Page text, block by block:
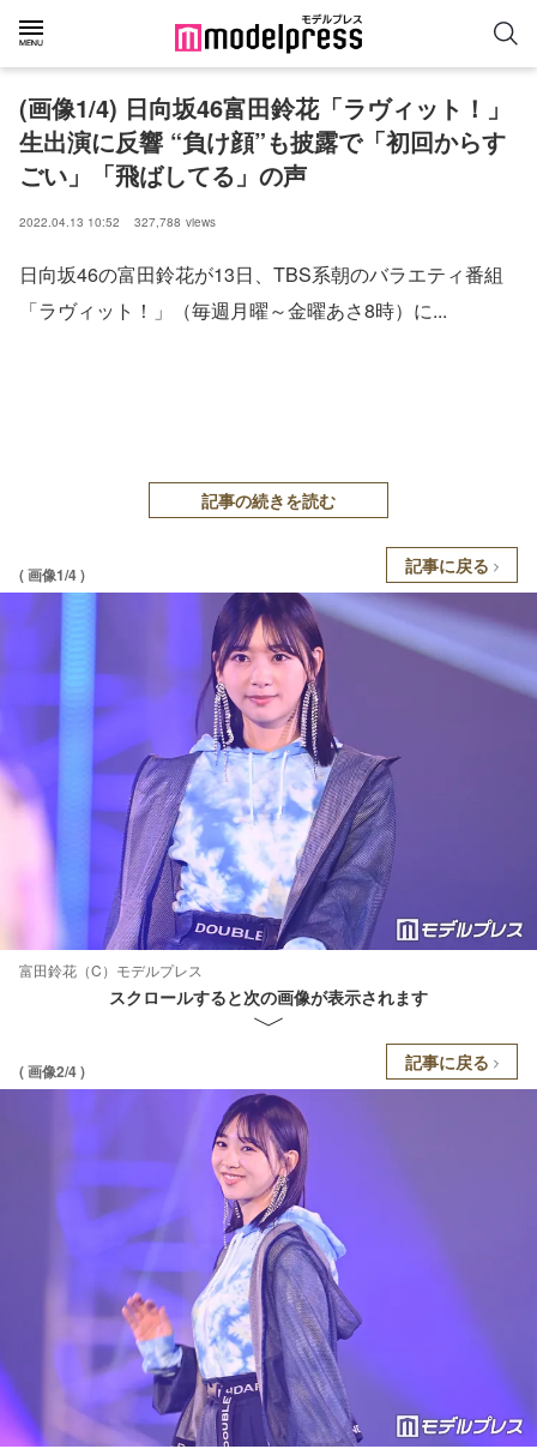
(画像1/4) 日向坂46富田鈴花「ラヴィット！」
生出演に反響 “負け顔”も披露で「初回からす
ごい」「飛ばしてる」の声
2022.04.13 10:52 327,788 views
日向坂46の富田鈴花が13日、TBS系朝のバラエティ番組
「ラヴィット！」（毎週月曜～金曜あさ8時）に...
記事の続きを読む
( 画像1/4 ) 記事に戻る
富田鈴花（C）モデルプレス
スクロールすると次の画像が表示されます
( 画像2/4 ) 記事に戻る